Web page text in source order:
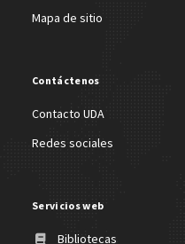
Mapa de sitio
Contáctenos
Contacto UDA
Redes sociales
Servicios web
Bibliotecas